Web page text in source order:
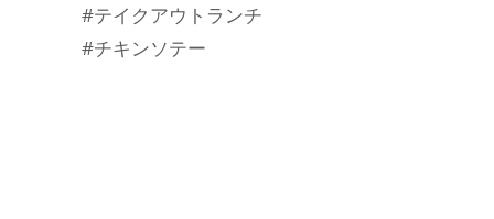
#テイクアウトランチ
#チキンソテー